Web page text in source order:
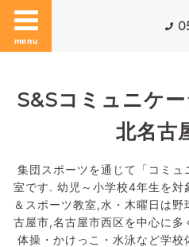
menu
S&Sコミュニケ
北名古
集団スポーツを通じて「コミ
室です. 幼児～小学校4年生を対
＆スポーツ教室,水・木曜日は
古屋市,名古屋市西区を中心に
体操・かけっこ・水泳など学